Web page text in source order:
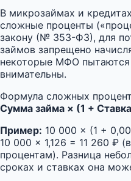
В микрозаймах и
сложные проценты
закону (№ 353-ФЗ), для
займов запрещено
некоторые МФО пытаются
внимательны.
Формула сложных
Сумма займа × (1 +
Пример: 10 000 × (1 +
10 000 × 1,126 = 11 260 ₽
процентам). Разница
сроках и ставках она